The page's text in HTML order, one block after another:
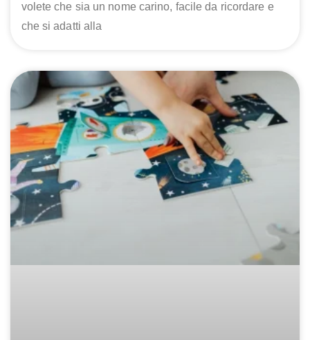
volete che sia un nome carino, facile da ricordare e
che si adatti alla